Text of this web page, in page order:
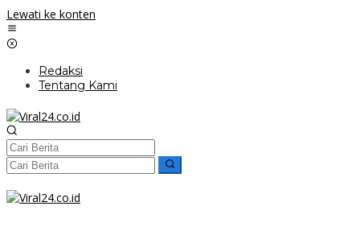
Lewati ke konten
Redaksi
Tentang Kami